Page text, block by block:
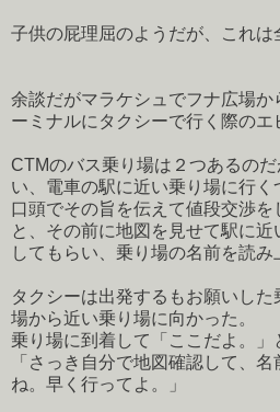
子供の屁理屈のようだが、これは
余談だがマラケシュでフナ広場か
ーミナルにタクシーで行く際のエ
CTMのバス乗り場は２つあるの
い、電車の駅に近い乗り場に行く
口頭でその旨を伝えて値段交渉を
と、その前に地図を見せて駅に
してもらい、乗り場の名前を読み
タクシーは出発するもお願いし
場から近い乗り場に向かった。
乗り場に到着して「ここだよ。」
「さっき自分で地図確認して、
ね。早く行ってよ。」